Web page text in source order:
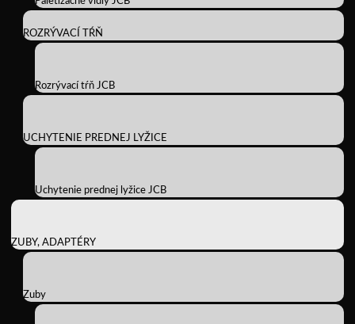
ROZRÝVACÍ TŔŇ
Rozrývací tŕň JCB
UCHYTENIE PREDNEJ LYŽICE
Uchytenie prednej lyžice JCB
ZUBY, ADAPTÉRY
Zuby